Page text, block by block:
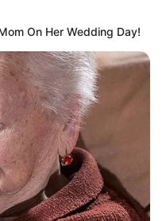
On Her Wedding Day!